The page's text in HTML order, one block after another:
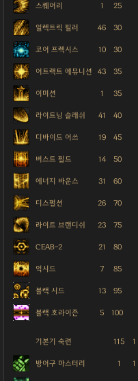
스퀘어리 1 25
일렉트릭 필러 46 30
코어 프렉시스 10 30
어트랙트 에뮤니션 43 35
이미션 1 35
라이트닝 슬래쉬 41 40
디바이드 어쓰 19 45
버스트 필드 14 50
에너지 바운스 31 60
디스펄션 26 70
라이트 브랜디쉬 23 75
CEAB-2 21 80
익시드 7 85
블랙 시드 13 95
블랙 호라이즌 5 100
기본기 숙련 115 1
방어구 마스터리 1 1